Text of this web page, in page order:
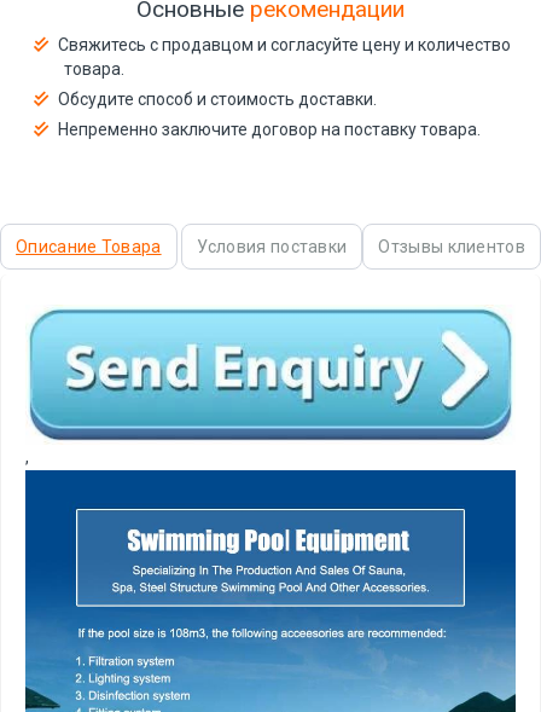
Основные рекомендации
Свяжитесь с продавцом и согласуйте цену и количество
товара.
Обсудите способ и стоимость доставки.
Непременно заключите договор на поставку товара.
Описание Товара Условия поставки Отзывы клиентов
,